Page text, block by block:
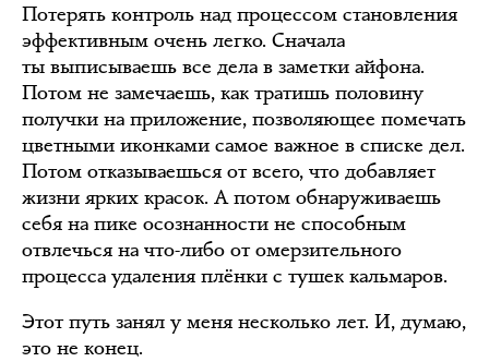
Потерять контроль над процессом становления
эффективным очень легко. Сначала
ты выписываешь все дела в заметки айфона.
Потом не замечаешь, как тратишь половину
получки на приложение, позволяющее помечать
цветными иконками самое важное в списке дел.
Потом отказываешься от всего, что добавляет
жизни ярких красок. А потом обнаруживаешь
себя на пике осознанности не способным
отвлечься на что-либо от омерзительного
процесса удаления плёнки с тушек кальмаров.
Этот путь занял у меня несколько лет. И, думаю,
это не конец.